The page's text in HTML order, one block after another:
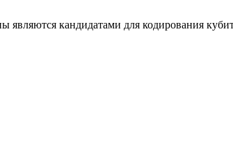
являются кандидатами для кодирования